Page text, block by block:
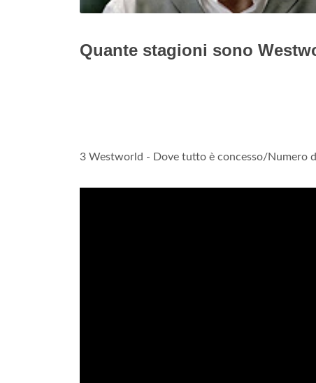
Quante stagioni sono
3 Westworld - Dove tutto è concesso/Numero